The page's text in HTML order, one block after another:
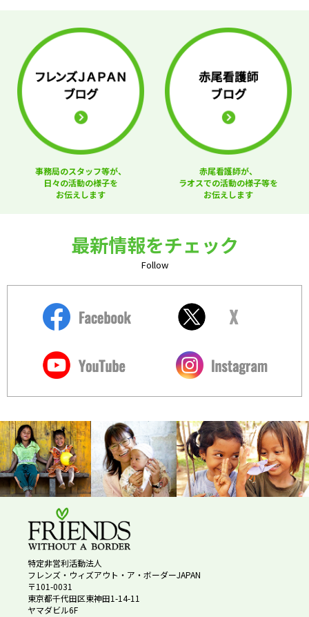
事務局のスタッフ等が、
日々の活動の様子を
お伝えします
赤尾看護師が、
ラオスでの活動の様子等を
お伝えします
最新情報をチェック
Follow
特定非営利活動法人
フレンズ・ウィズアウト・ア・ボーダーJAPAN
〒101-0031
東京都千代田区東神田1-14-11
ヤマダビル6F